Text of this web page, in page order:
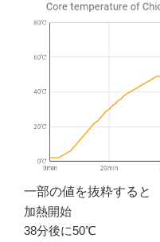
一部の値を抜粋すると
加熱開始
38分後に50℃